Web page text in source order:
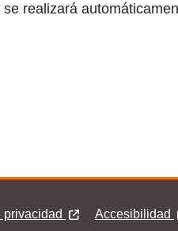
realizará
privacidad Accesibilidad